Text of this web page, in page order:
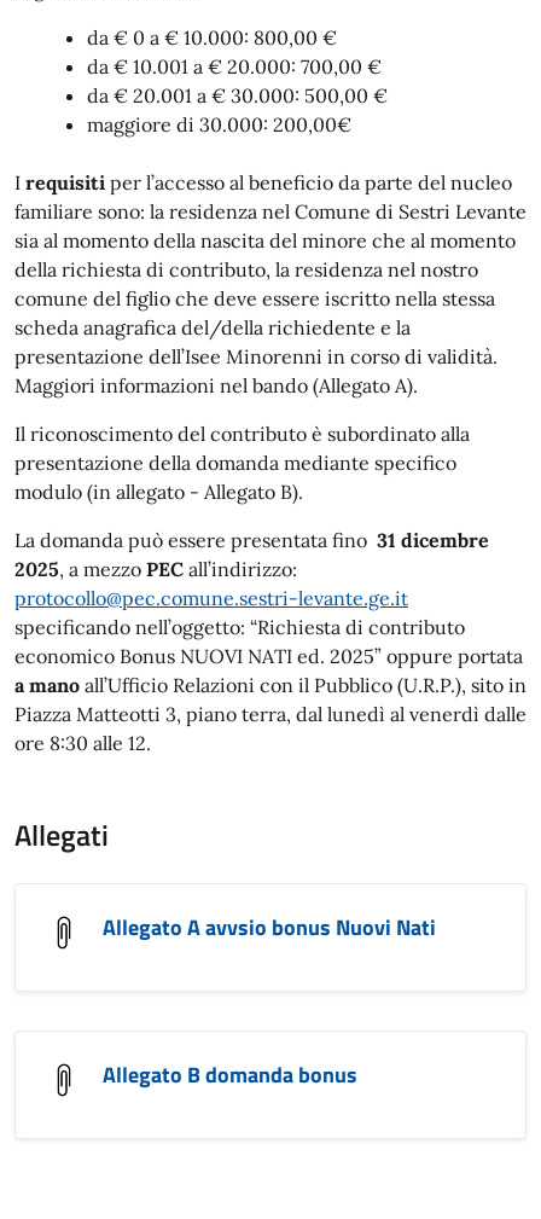
da € 0 a € 10.000: 800,00 €
da € 10.001 a € 20.000: 700,00 €
da € 20.001 a € 30.000: 500,00 €
maggiore di 30.000: 200,00€
I requisiti per l’accesso al beneficio da parte del nucleo
familiare sono: la residenza nel Comune di Sestri Levante
sia al momento della nascita del minore che al momento
della richiesta di contributo, la residenza nel nostro
comune del figlio che deve essere iscritto nella stessa
scheda anagrafica del/della richiedente e la
presentazione dell’Isee Minorenni in corso di validità.
Maggiori informazioni nel bando (Allegato A).
Il riconoscimento del contributo è subordinato alla
presentazione della domanda mediante specifico
modulo (in allegato - Allegato B).
La domanda può essere presentata fino 31 dicembre
2025, a mezzo PEC all’indirizzo:
protocollo@pec.comune.sestri-levante.ge.it
specificando nell’oggetto: “Richiesta di contributo
economico Bonus NUOVI NATI ed. 2025” oppure portata
a mano all’Ufficio Relazioni con il Pubblico (U.R.P.), sito in
Piazza Matteotti 3, piano terra, dal lunedì al venerdì dalle
ore 8:30 alle 12.
Allegati
Allegato A avvsio bonus Nuovi Nati
Allegato B domanda bonus